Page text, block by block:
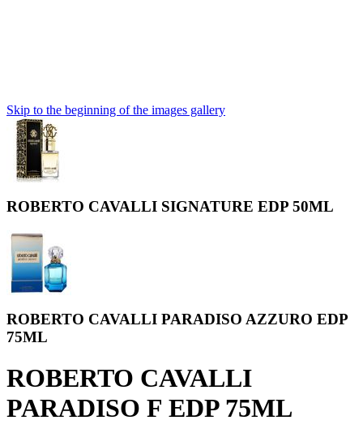
Skip to the beginning of the images gallery
ROBERTO CAVALLI SIGNATURE EDP 50ML
ROBERTO CAVALLI PARADISO AZZURO EDP
75ML
ROBERTO CAVALLI
PARADISO F EDP 75ML